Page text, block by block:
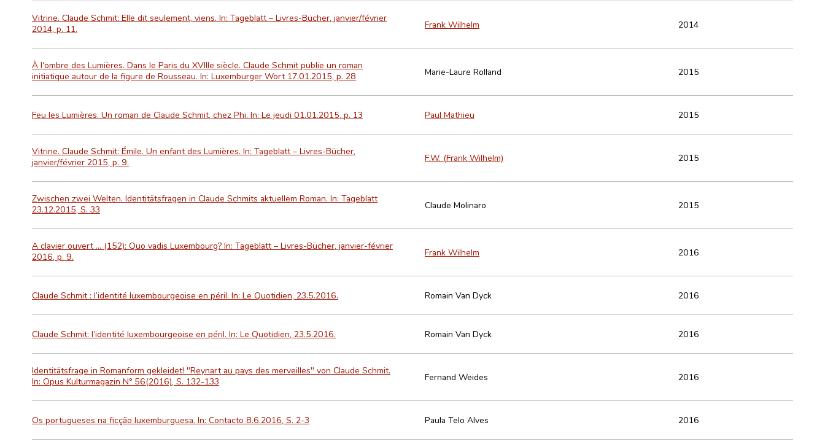
Vitrine. Claude Schmit: Elle dit seulement, viens. In: Tageblatt – Livres-Bücher, janvier/février
2014, p. 11.
Frank Wilhelm 2014
À l'ombre des Lumières. Dans le Paris du XVIIIe siècle. Claude Schmit publie un roman
initiatique autour de la figure de Rousseau. In: Luxemburger Wort 17.01.2015, p. 28
Marie-Laure Rolland 2015
Feu les Lumières. Un roman de Claude Schmit, chez Phi. In: Le jeudi 01.01.2015, p. 13 Paul Mathieu 2015
Vitrine. Claude Schmit: Émile. Un enfant des Lumières. In: Tageblatt – Livres-Bücher,
janvier/février 2015, p. 9.
F.W. (Frank Wilhelm) 2015
Zwischen zwei Welten. Identitätsfragen in Claude Schmits aktuellem Roman. In: Tageblatt
23.12.2015, S. 33
Claude Molinaro 2015
A clavier ouvert ... (152): Quo vadis Luxembourg? In: Tageblatt – Livres-Bücher, janvier-février
2016, p. 9.
Frank Wilhelm 2016
Claude Schmit : l’identité luxembourgeoise en péril. In: Le Quotidien, 23.5.2016. Romain Van Dyck 2016
Claude Schmit: l’identité luxembourgeoise en péril. In: Le Quotidien, 23.5.2016. Romain Van Dyck 2016
Identitätsfrage in Romanform gekleidet! "Reynart au pays des merveilles" von Claude Schmit.
In: Opus Kulturmagazin N° 56(2016), S. 132-133
Fernand Weides 2016
Os portugueses na ficção luxemburguesa. In: Contacto 8.6.2016, S. 2-3 Paula Telo Alves 2016